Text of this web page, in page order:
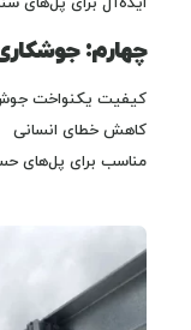
چهارم:
کیفیت یکنواخت
کاهش خطای انسانی
مناسب برای پل‌های